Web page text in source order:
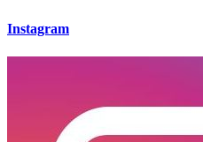
Instagram